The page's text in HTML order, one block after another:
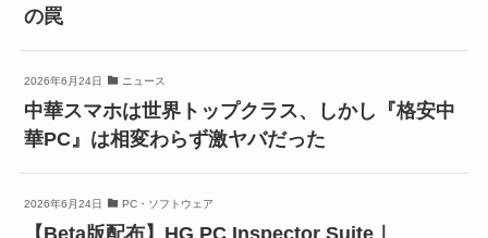
の罠
2026年6月24日 ニュース
中華スマホは世界トップクラス、しかし『格安中
華PC』は相変わらず激ヤバだった
2026年6月24日 PC・ソフトウェア
【Beta版配布】HG PC Inspector Suite｜